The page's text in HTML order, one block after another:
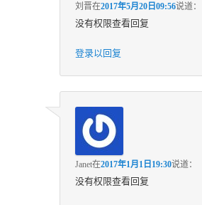
刘晋在2017年5月20日09:56说道：
没有权限查看回复
登录以回复
Janet在2017年1月1日19:30说道：
没有权限查看回复